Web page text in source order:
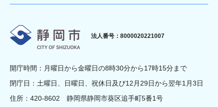
静岡市
法人番号：8000020221007
開庁時間：月曜日から金曜日の8時30分から17時15分まで
閉庁日：土曜日、日曜日、祝休日及び12月29日から翌年1月3日
住所：420-8602 静岡県静岡市葵区追手町5番1号